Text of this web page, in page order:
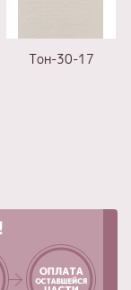
Тон-30-17